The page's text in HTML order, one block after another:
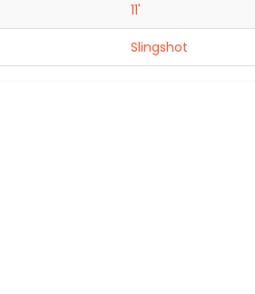
11'
Slingshot